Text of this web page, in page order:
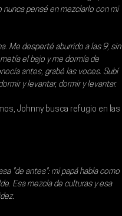
nunca pensé en mezclarlo con mi
Me desperté aburrido a las 9, sin
el bajo y me dormía de
antes, grabé las voces. Subí
y levantar, dormir y levantar.
Johnny busca refugio en las
"de antes": mi papá habla como
Esa mezcla de culturas y esa